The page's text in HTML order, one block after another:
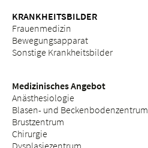
KRANKHEITSBILDER
Frauenmedizin
Bewegungsapparat
Sonstige Krankheitsbilder
Medizinisches Angebot
Anästhesiologie
Blasen- und Beckenbodenzentrum
Brustzentrum
Chirurgie
Dysplasiezentrum